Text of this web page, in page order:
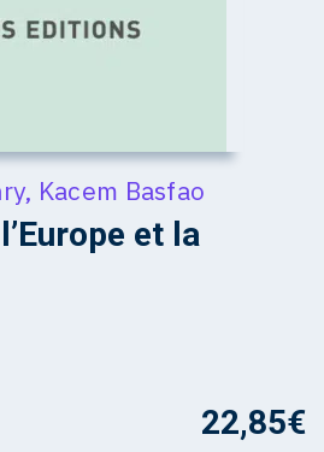
, Kacem Basfao
et la
22,85€